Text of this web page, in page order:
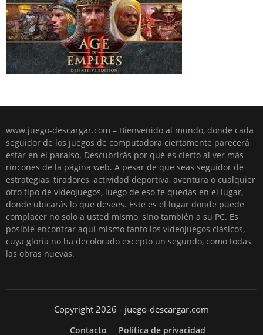
www.juego-descargar.com – Bienvenido al mundo, donde cada
seguidor de los juegos de computadora ciertamente parecerá
estar en el paraíso. Descubrirás por qué es cierto al ver más
rincones de la página web. A pesar de que seas seguidor de
estrategias, tiradores, actividad deportiva, aventura o cualquier
otro tipo de videojuegos, luego de eso te quedas en el lugar,
donde ubicarás lo que desees. Este es el lugar donde puede
complacer no solo a usted mismo, sino también a su PC. Es
posible encontrar aquí mismo tanto los videojuegos clásicos,
cuya gloria no ha decolorado excepto un segundo, como todas
las obras nuevas.
Copyright 2026 - juego-descargar.com
Contacto Política de privacidad